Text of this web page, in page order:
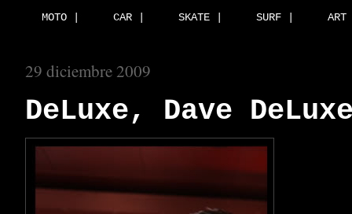
MOTO | CAR | SKATE | SURF |
29 diciembre 2009
DeLuxe, Dave